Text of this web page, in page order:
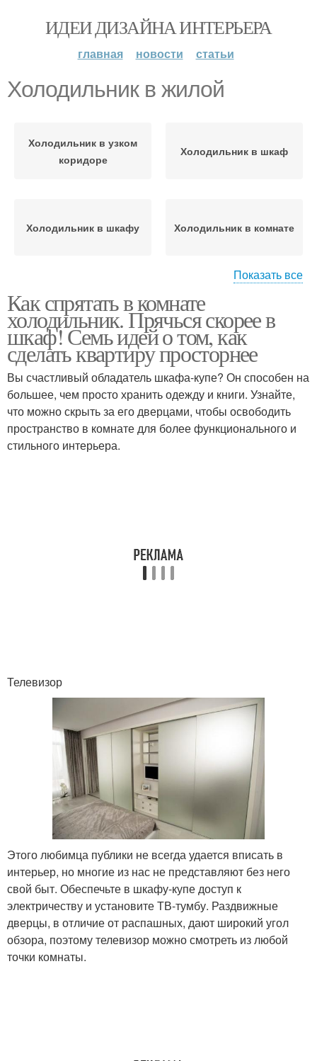
ИДЕИ ДИЗАЙНА ИНТЕРЬЕРА
главная новости статьи
Холодильник в жилой
Холодильник в узком
коридоре
Холодильник в шкаф
Холодильник в шкафу Холодильник в комнате
Холодильник в зале
Показать все
Как спрятать в комнате
холодильник. Прячься скорее в
шкаф! Семь идей о том, как
сделать квартиру просторнее
Вы счастливый обладатель шкафа-купе? Он способен на
большее, чем просто хранить одежду и книги. Узнайте,
что можно скрыть за его дверцами, чтобы освободить
пространство в комнате для более функционального и
стильного интерьера.
Телевизор
Этого любимца публики не всегда удается вписать в
интерьер, но многие из нас не представляют без него
свой быт. Обеспечьте в шкафу-купе доступ к
электричеству и установите ТВ-тумбу. Раздвижные
дверцы, в отличие от распашных, дают широкий угол
обзора, поэтому телевизор можно смотреть из любой
точки комнаты.